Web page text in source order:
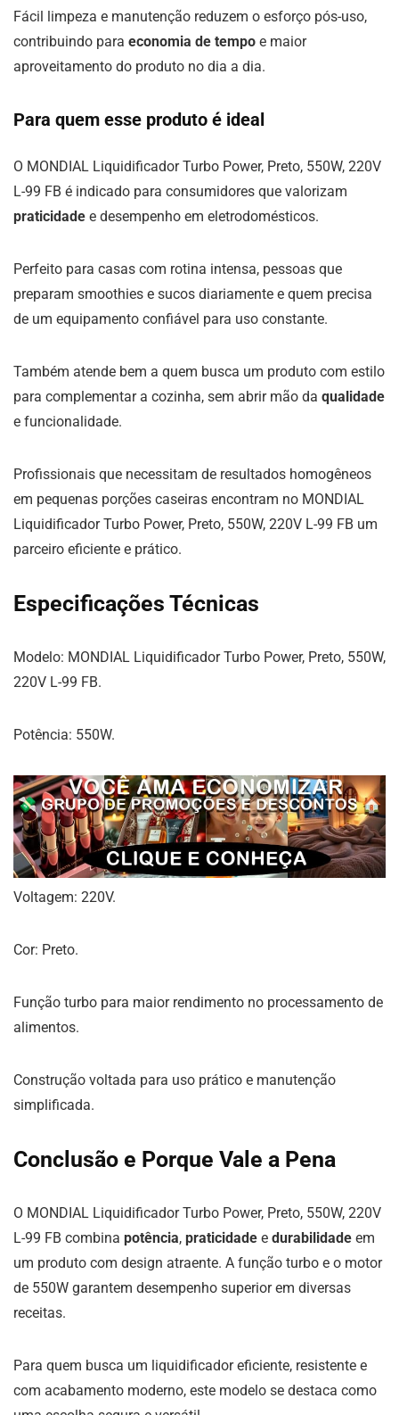
Fácil limpeza e manutenção reduzem o esforço pós-uso,
contribuindo para economia de tempo e maior
aproveitamento do produto no dia a dia.
Para quem esse produto é ideal
O MONDIAL Liquidificador Turbo Power, Preto, 550W, 220V
L-99 FB é indicado para consumidores que valorizam
praticidade e desempenho em eletrodomésticos.
Perfeito para casas com rotina intensa, pessoas que
preparam smoothies e sucos diariamente e quem precisa
de um equipamento confiável para uso constante.
Também atende bem a quem busca um produto com estilo
para complementar a cozinha, sem abrir mão da qualidade
e funcionalidade.
Profissionais que necessitam de resultados homogêneos
em pequenas porções caseiras encontram no MONDIAL
Liquidificador Turbo Power, Preto, 550W, 220V L-99 FB um
parceiro eficiente e prático.
Especificações Técnicas
Modelo: MONDIAL Liquidificador Turbo Power, Preto, 550W,
220V L-99 FB.
Potência: 550W.
Voltagem: 220V.
Cor: Preto.
Função turbo para maior rendimento no processamento de
alimentos.
Construção voltada para uso prático e manutenção
simplificada.
Conclusão e Porque Vale a Pena
O MONDIAL Liquidificador Turbo Power, Preto, 550W, 220V
L-99 FB combina potência, praticidade e durabilidade em
um produto com design atraente. A função turbo e o motor
de 550W garantem desempenho superior em diversas
receitas.
Para quem busca um liquidificador eficiente, resistente e
com acabamento moderno, este modelo se destaca como